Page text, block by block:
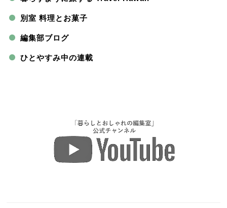
別室 料理とお菓子
編集部ブログ
ひとやすみ中の連載